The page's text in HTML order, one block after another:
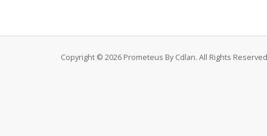
Copyright © 2026 Prometeus By Cdlan. All Rights